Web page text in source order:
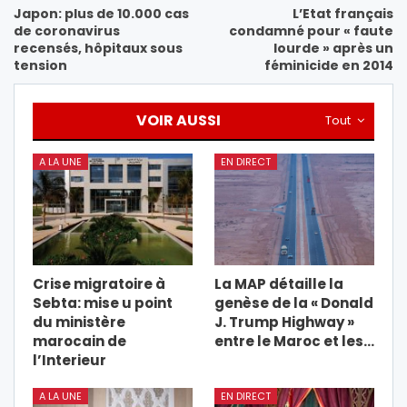
Japon: plus de 10.000 cas
de coronavirus
recensés, hôpitaux sous
tension
L’Etat français
condamné pour « faute
lourde » après un
féminicide en 2014
Tout
VOIR AUSSI
A LA UNE
Crise migratoire à
Sebta: mise u point
du ministère
marocain de
l’Interieur
EN DIRECT
La MAP détaille la
genèse de la « Donald
J. Trump Highway »
entre le Maroc et les…
A LA UNE EN DIRECT